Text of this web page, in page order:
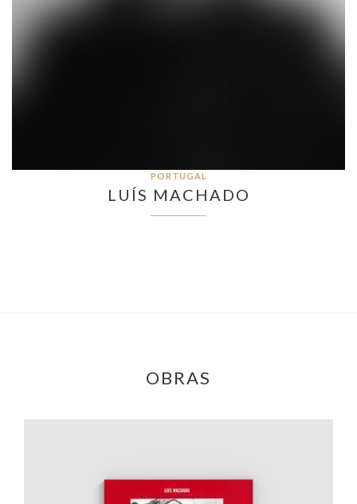
PORTUGAL
LUÍS MACHADO
OBRAS